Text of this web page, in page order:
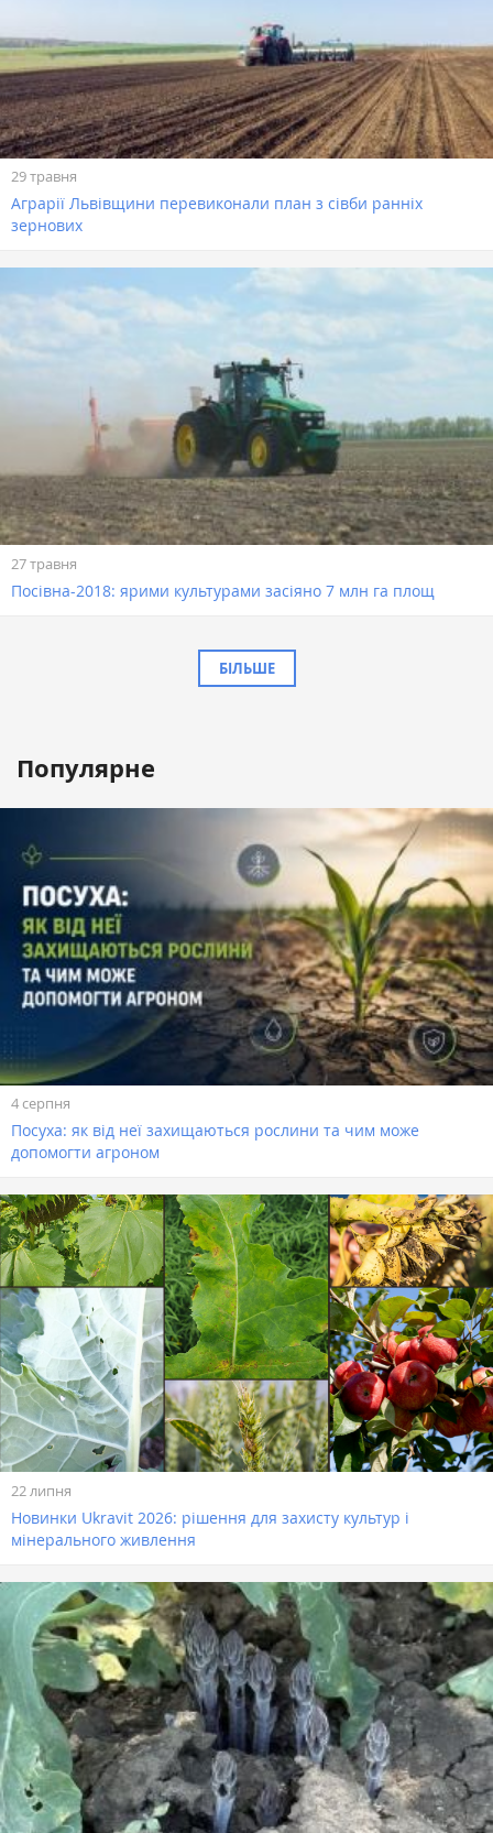
29 травня
Аграрії Львівщини перевиконали план з сівби ранніх
зернових
27 травня
Посівна-2018: ярими культурами засіяно 7 млн га площ
БІЛЬШЕ
Популярне
4 серпня
Посуха: як від неї захищаються рослини та чим може
допомогти агроном
22 липня
Новинки Ukravit 2026: рішення для захисту культур і
мінерального живлення